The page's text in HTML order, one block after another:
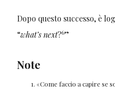
Dopo questo successo, è
“what’s next?6”
Note
«Come faccio a capire se